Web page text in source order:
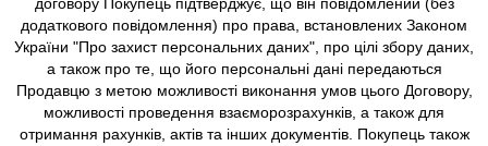
додаткового повідомлення) про права, встановлених Законом
України "Про захист персональних даних", про цілі збору даних,
а також про те, що його персональні дані передаються
Продавцю з метою можливості виконання умов цього Договору,
можливості проведення взаєморозрахунків, а також для
отримання рахунків, актів та інших документів. Покупець також